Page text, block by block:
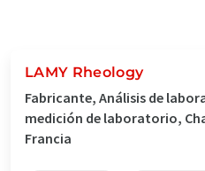
LAMY Rheology
Fabricante, Análisis de
medición de laboratorio,
Francia